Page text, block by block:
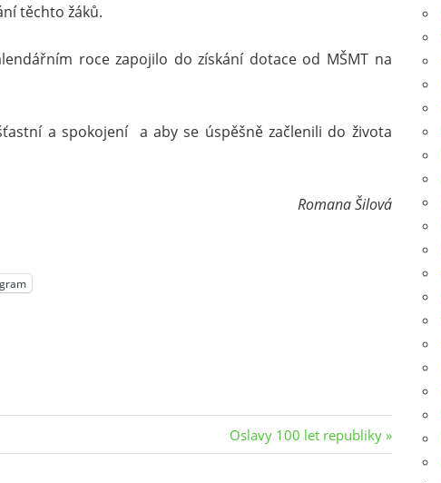
těchto žáků.
roce zapojilo do získání dotace od MŠMT na
a spokojení a aby se úspěšně začlenili do života
Romana Šilová
Next
Post:
Oslavy 100 let republiky